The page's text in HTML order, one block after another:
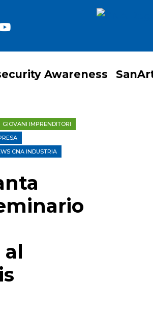
Awareness
GIOVANI IMPRENDITORI
CNA INDUSTRIA